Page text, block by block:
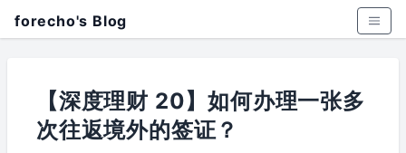
forecho's Blog
【深度理财 20】如何办理一张多
次往返境外的签证？